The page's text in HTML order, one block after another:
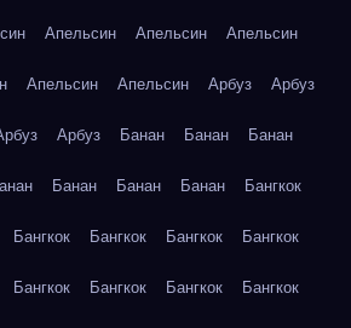
Апельсин Апельсин Апельсин
Апельсин Апельсин Арбуз Арбуз
Арбуз Банан Банан Банан
Банан Банан Банан Бангкок
Бангкок Бангкок Бангкок Бангкок
Бангкок Бангкок Бангкок Бангкок